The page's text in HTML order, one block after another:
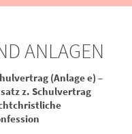
ANLAGEN
(Anlage e) –
z. Schulvertrag